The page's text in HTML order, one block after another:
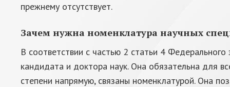
прежнему отсутствует.
Зачем нужна номенклатура научных
В соответствии с частью 2 статьи 4
кандидата и доктора наук. Она обязательна для
степени напрямую, связаны номенклатурой. Она